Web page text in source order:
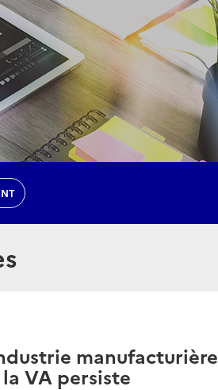
manufacturière
VA persiste